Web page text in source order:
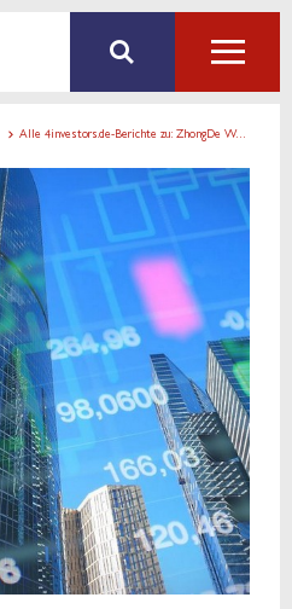
Alle 4investors.de-Berichte zu: ZhongDe Waste Technology